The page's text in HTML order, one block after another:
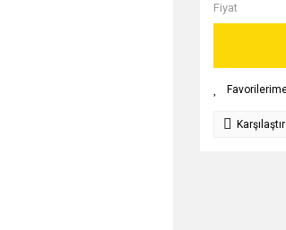
Fiyat
Karşılaştır